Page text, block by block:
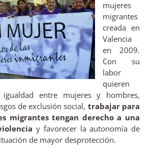
mujeres
migrantes
creada en
Valencia
en 2009.
Con su
labor
quieren
entre mujeres y hombres,
de exclusión social, trabajar para
migrantes tengan derecho a una
y favorecer la autonomía de
de mayor desprotección.